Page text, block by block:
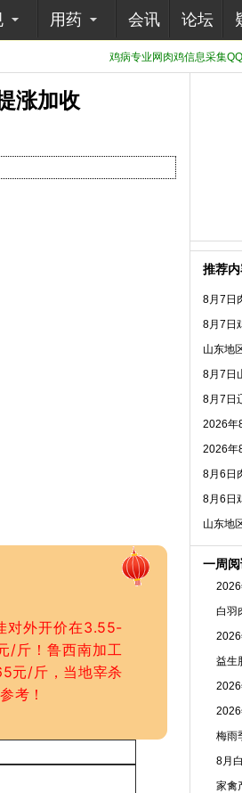
用药 会讯 论坛
鸡病专业网肉鸡信息采集
涨加收
对外开价在3.55-
/斤！鲁西南加工
元/斤，当地宰杀
考！
推荐
8月7日
8月7日
山东地
8月7日
8月7日
2026年
2026年
8月6日
8月6日
山东地
一周
白羽
益生
梅雨
8月
家禽